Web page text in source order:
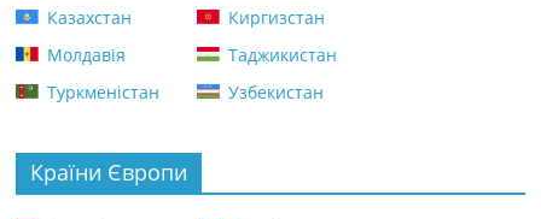
Казахстан
Киргизстан
Молдавія
Таджикистан
Туркменістан
Узбекистан
Країни Європи